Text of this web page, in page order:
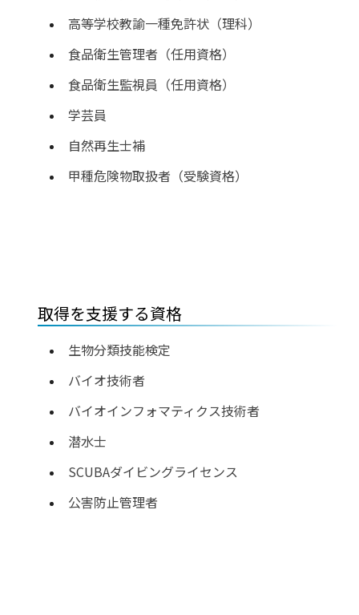
高等学校教諭一種免許状（理科）
食品衛生管理者（任用資格）
食品衛生監視員（任用資格）
学芸員
自然再生士補
甲種危険物取扱者（受験資格）
取得を支援する資格
生物分類技能検定
バイオ技術者
バイオインフォマティクス技術者
潜水士
SCUBAダイビングライセンス
公害防止管理者